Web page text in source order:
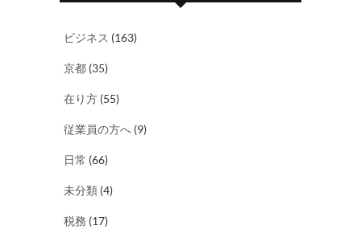
ビジネス (163)
京都 (35)
在り方 (55)
従業員の方へ (9)
日常 (66)
未分類 (4)
税務 (17)